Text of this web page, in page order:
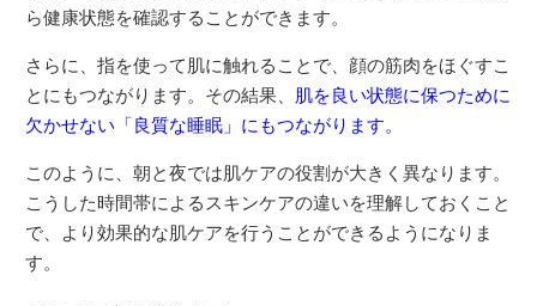
ら健康状態を確認することができます。
さらに、指を使って肌に触れることで、顔の筋肉をほぐすこ
とにもつながります。その結果、 肌を良い状態に保つために
欠かせない「良質な睡眠」にもつながります。
このように、朝と夜では肌ケアの役割が大きく異なります。
こうした時間帯によるスキンケアの違いを理解しておくこと
で、より効果的な肌ケアを行うことができるようになりま
す。